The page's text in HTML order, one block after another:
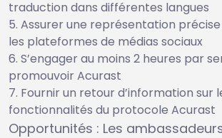
traduction dans différentes langues
Assurer une représentation précise
les plateformes de médias sociaux
S’engager au moins 2 heures par
promouvoir Acurast
Fournir un retour d’information sur
fonctionnalités du protocole Acurast
Opportunités : Les